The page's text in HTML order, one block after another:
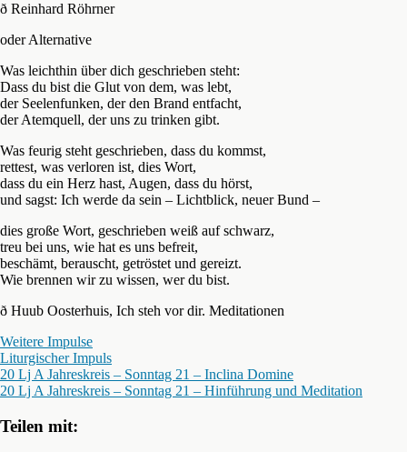
ð Reinhard Röhrner
oder Alternative
Was leichthin über dich geschrieben steht:
Dass du bist die Glut von dem, was lebt,
der Seelenfunken, der den Brand entfacht,
der Atemquell, der uns zu trinken gibt.
Was feurig steht geschrieben, dass du kommst,
rettest, was verloren ist, dies Wort,
dass du ein Herz hast, Augen, dass du hörst,
und sagst: Ich werde da sein – Lichtblick, neuer Bund –
dies große Wort, geschrieben weiß auf schwarz,
treu bei uns, wie hat es uns befreit,
beschämt, berauscht, getröstet und gereizt.
Wie brennen wir zu wissen, wer du bist.
ð Huub Oosterhuis, Ich steh vor dir. Meditationen
Weitere Impulse
Liturgischer Impuls
20 Lj A Jahreskreis – Sonntag 21 – Inclina Domine
20 Lj A Jahreskreis – Sonntag 21 – Hinführung und Meditation
Teilen mit: